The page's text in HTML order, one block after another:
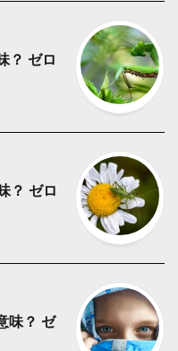
？ ゼロ
？ ゼロ
味？ ゼ